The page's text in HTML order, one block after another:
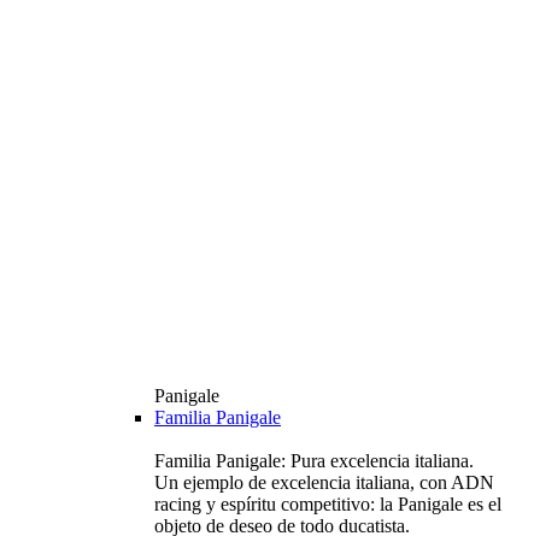
Panigale
Familia Panigale
Familia Panigale: Pura excelencia italiana.
Un ejemplo de excelencia italiana, con ADN
racing y espíritu competitivo: la Panigale es el
objeto de deseo de todo ducatista.